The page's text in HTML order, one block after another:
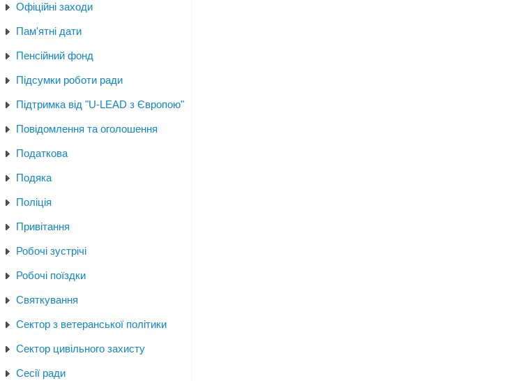
Офіційні заходи
Пам'ятні дати
Пенсійний фонд
Підсумки роботи ради
Підтримка від "U-LEAD з Європою"
Повідомлення та оголошення
Податкова
Подяка
Поліція
Привітання
Робочі зустрічі
Робочі поїздки
Святкування
Сектор з ветеранської політики
Сектор цивільного захисту
Сесії ради